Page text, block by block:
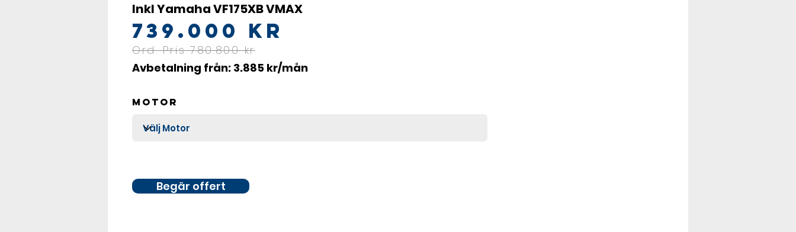
Inkl Yamaha VF175XB VMAX
739.000 kr
Ord. Pris 780.800 kr
Avbetalning från: 3.885 kr/mån
Motor
Begär offert